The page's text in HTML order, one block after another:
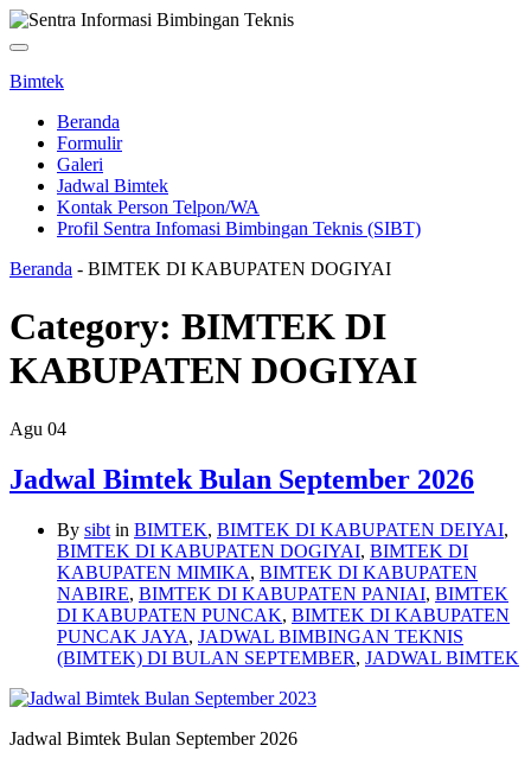
Toggle
navigation
Bimtek
Beranda
Formulir
Galeri
Jadwal Bimtek
Kontak Person Telpon/WA
Profil Sentra Infomasi Bimbingan Teknis (SIBT)
Beranda - BIMTEK DI KABUPATEN DOGIYAI
Category: BIMTEK DI
KABUPATEN DOGIYAI
Agu 04
Jadwal Bimtek Bulan September 2026
By sibt in BIMTEK, BIMTEK DI KABUPATEN DEIYAI,
BIMTEK DI KABUPATEN DOGIYAI, BIMTEK DI
KABUPATEN MIMIKA, BIMTEK DI KABUPATEN
NABIRE, BIMTEK DI KABUPATEN PANIAI, BIMTEK
DI KABUPATEN PUNCAK, BIMTEK DI KABUPATEN
PUNCAK JAYA, JADWAL BIMBINGAN TEKNIS
(BIMTEK) DI BULAN SEPTEMBER, JADWAL BIMTEK
Jadwal Bimtek Bulan September 2026